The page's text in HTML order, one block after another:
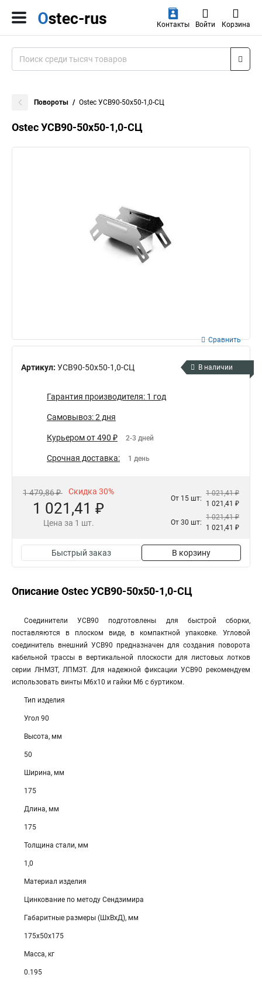
Контакты Войти Корзина
Повороты Ostec УСВ90-50х50-1,0-СЦ
Ostec УСВ90-50х50-1,0-СЦ
Артикул: УСВ90-50х50-1,0-СЦ
Сравнить
В наличии
Гарантия производителя: 1 год
Самовывоз: 2 дня
Курьером от 490 ₽ 2-3 дней
Срочная доставка: 1 день
1 479,86 ₽ Скидка 30%
1 021,41 ₽
Цена за 1 шт.
От 15 шт:
1 021,41 ₽
1 021,41 ₽
От 30 шт:
1 021,41 ₽
1 021,41 ₽
Быстрый заказ В корзину
Описание Ostec УСВ90-50х50-1,0-СЦ
Соединители УСВ90 подготовлены для быстрой сборки,
поставляются в плоском виде, в компактной упаковке. Угловой
соединитель внешний УСВ90 предназначен для создания поворота
кабельной трассы в вертикальной плоскости для листовых лотков
серии ЛНМЗТ, ЛПМЗТ. Для надежной фиксации УСВ90 рекомендуем
использовать винты М6х10 и гайки М6 с буртиком.
Тип изделия
Угол 90
Высота, мм
50
Ширина, мм
175
Длина, мм
175
Толщина стали, мм
1,0
Материал изделия
Цинкование по методу Сендзимира
Габаритные размеры (ШхВхД), мм
175х50х175
Масса, кг
0.195